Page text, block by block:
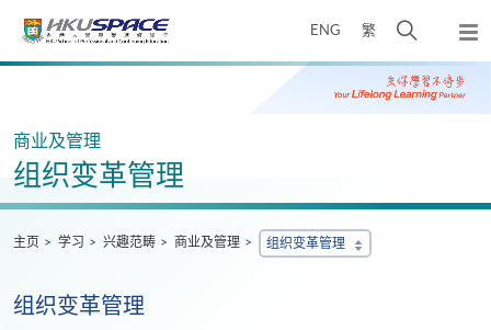
ENG 繁
开
搜
寻
弹
出
主
Main
商业及管理
组织变革管理
主页 学习 兴趣范畴 商业及管理 组织变革管理
组织变革管理